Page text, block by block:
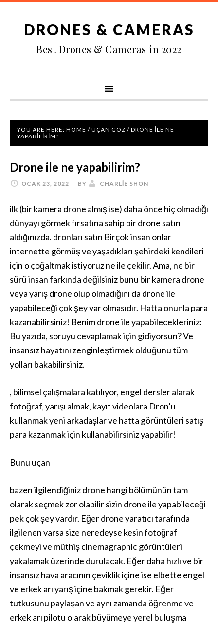
DRONES & CAMERAS
Best Drones & Cameras in 2022
YOU ARE HERE: HOME / UÇAN GÖZ / DRONE ILE NE
YAPABILIRIM?
Drone ile ne yapabilirim?
OCAK 23, 2022 BY CHARLIE SHON
ilk (bir kamera drone almış ise) daha önce hiç olmadığı
dünyayı görmek fırsatına sahip bir drone satın
aldığınızda. dronları satın Birçok insan onlar
internette görmüş ve yaşadıkları şehirdeki kendileri
için o çoğaltmak istiyoruz ne ile çekilir. Ama, ne bir
sürü insan farkında değilsiniz bunu bir kamera drone
veya yarış drone olup olmadığını da drone ile
yapabileceği çok şey var olmasıdır. Hatta onunla para
kazanabilirsiniz! Benim drone ile yapabilecekleriniz:
Bu yazıda, soruyu cevaplamak için gidiyorsun? Ve
insansız hayatını zenginleştirmek olduğunu tüm
yolları bakabilirsiniz.
, bilimsel çalışmalara katılıyor, engel dersler alarak
fotoğraf, yarışı almak, kayıt videolara Dron’u
kullanmak yeni arkadaşlar ve hatta görüntüleri satış
para kazanmak için kullanabilirsiniz yapabilir!
Bunu uçan
bazen ilgilendiğiniz drone hangi bölümünün tam
olarak seçmek zor olabilir sizin drone ile yapabileceği
pek çok şey vardır. Eğer drone yaratıcı tarafında
ilgilenen varsa size neredeyse kesin fotoğraf
çekmeyi ve müthiş cinemagraphic görüntüleri
yakalamak üzerinde durulacak. Eğer daha hızlı ve bir
insansız hava aracının çeviklik içine ise elbette engel
ve erkek arı yarış içine bakmak gerekir. Eğer
tutkusunu paylaşan ve aynı zamanda öğrenme ve
erkek arı pilotu olarak büyümeye yerel buluşma